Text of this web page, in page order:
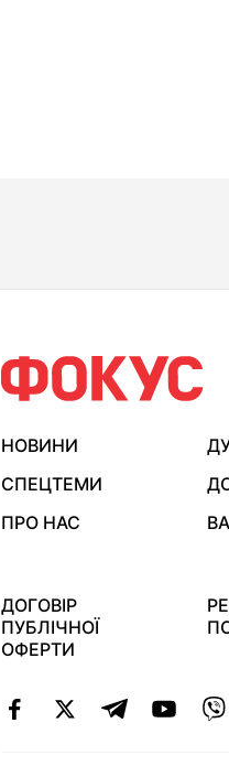
НОВИНИ
СПЕЦТЕМИ
ПРО НАС
ДОГОВІР
ПУБЛІЧНОЇ
ОФЕРТИ